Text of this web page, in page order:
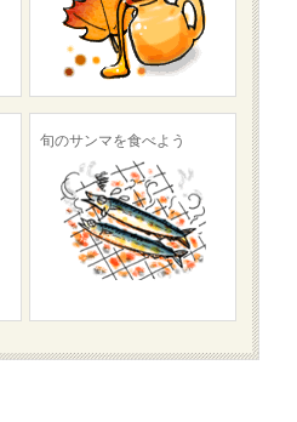
旬のサンマを食べよう